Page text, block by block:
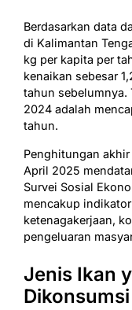
Berdasarkan data
di Kalimantan
kg per kapita per
kenaikan sebesar
tahun sebelumnya.
2024 adalah
tahun.
Penghitungan
April 2025
Survei Sosial
mencakup
ketenagakerjaan,
pengeluaran
Jenis Ikan
Dikonsumsi